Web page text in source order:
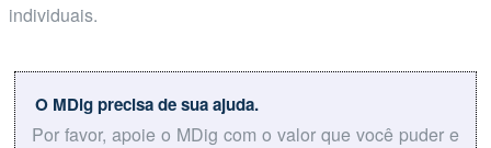
individuais.
O MDig precisa de sua ajuda.
Por favor, apoie o MDig com o valor que você puder e